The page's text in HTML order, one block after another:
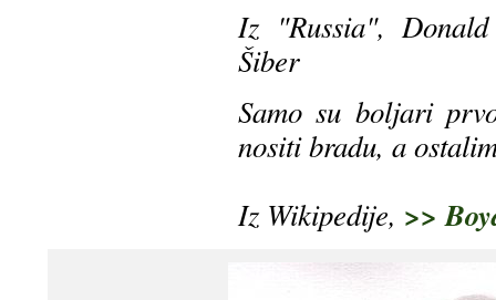
Iz "Russia",
Šiber
Samo su boljari
nositi bradu, a
Iz Wikipedije, >>